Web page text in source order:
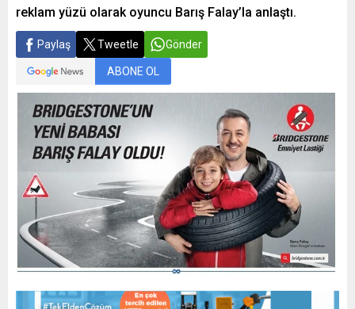
reklam yüzü olarak oyuncu Barış Falay’la anlaştı.
Paylaş Tweetle Gönder
ABONE OL